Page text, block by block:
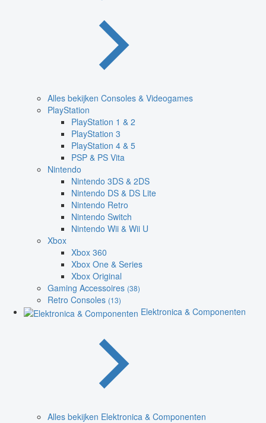
Alles bekijken Consoles & Videogames
PlayStation
PlayStation 1 & 2
PlayStation 3
PlayStation 4 & 5
PSP & PS Vita
Nintendo
Nintendo 3DS & 2DS
Nintendo DS & DS Lite
Nintendo Retro
Nintendo Switch
Nintendo Wii & Wii U
Xbox
Xbox 360
Xbox One & Series
Xbox Original
Gaming Accessoires (38)
Retro Consoles (13)
Elektronica & Componenten
Alles bekijken Elektronica & Componenten